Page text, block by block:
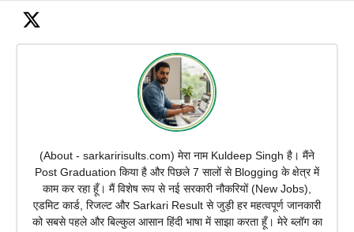
(About - sarkaririsults.com) मेरा नाम Kuldeep Singh है। मैंने
Post Graduation किया है और पिछले 7 सालों से Blogging के क्षेत्र में
काम कर रहा हूँ। मैं विशेष रूप से नई सरकारी नौकरियों (New Jobs),
एडमिट कार्ड, रिजल्ट और Sarkari Result से जुड़ी हर महत्वपूर्ण जानकारी
को सबसे पहले और बिल्कुल आसान हिंदी भाषा में साझा करता हूँ। मेरे ब्लॉग का